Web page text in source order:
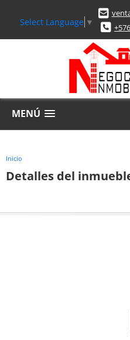
Select Language ▼
MENÚ
Inicio
Detalles del